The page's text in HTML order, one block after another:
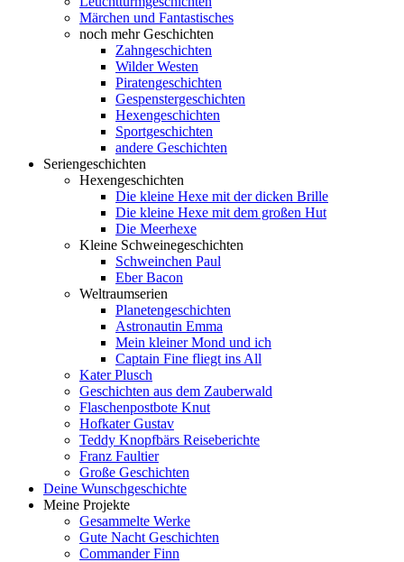
Märchen und Fantastisches
noch mehr Geschichten
Zahngeschichten
Wilder Westen
Piratengeschichten
Gespenstergeschichten
Hexengeschichten
Sportgeschichten
andere Geschichten
Seriengeschichten
Hexengeschichten
Die kleine Hexe mit der dicken Brille
Die kleine Hexe mit dem großen Hut
Die Meerhexe
Kleine Schweinegeschichten
Schweinchen Paul
Eber Bacon
Weltraumserien
Planetengeschichten
Astronautin Emma
Mein kleiner Mond und ich
Captain Fine fliegt ins All
Kater Plusch
Geschichten aus dem Zauberwald
Flaschenpostbote Knut
Hofkater Gustav
Teddy Knopfbärs Reiseberichte
Franz Faultier
Große Geschichten
Deine Wunschgeschichte
Meine Projekte
Gesammelte Werke
Gute Nacht Geschichten
Commander Finn